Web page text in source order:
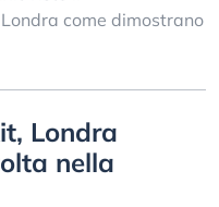
come dimostrano
Londra
nella